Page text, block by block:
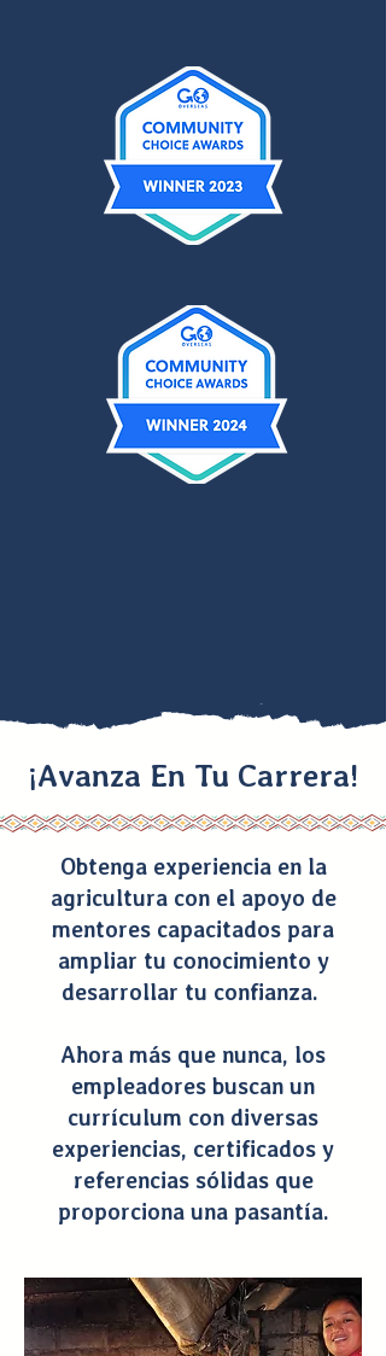
¡Avanza En Tu Carrera!
Obtenga experiencia en la
agricultura con el apoyo de
mentores capacitados para
ampliar tu conocimiento y
desarrollar tu confianza.
Ahora más que nunca, los
empleadores buscan un
currículum con diversas
experiencias, certificados y
referencias sólidas que
proporciona una pasantía.